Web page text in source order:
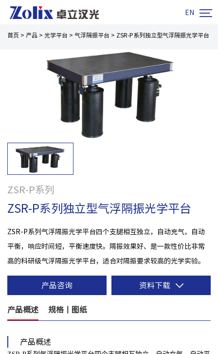
EN 
首页 > 产品 > 光学平台 > 气浮隔振平台 > ZSR-P系列独立型气浮隔振光学平台
ZSR-P系列
ZSR-P系列独立型气浮隔振光学平台
ZSR-P系列气浮隔振光学平台四个支腿相互独立，自动充气，自动
平衡，响应时间短，平衡速度快。隔振效果好、是一款性价比非常
高的科研级气浮隔振光学平台，适合对隔振要求较高的光学实验。
产品咨询 资料下载
产品概述 规格丨图纸
产品概述